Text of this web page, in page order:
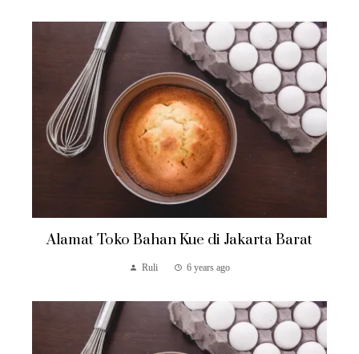
Alamat Toko Bahan Kue di Jakarta Barat
Ruli 6 years ago